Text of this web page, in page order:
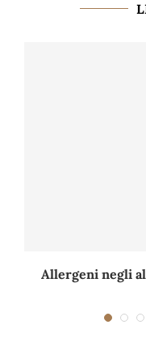
Allergeni negli